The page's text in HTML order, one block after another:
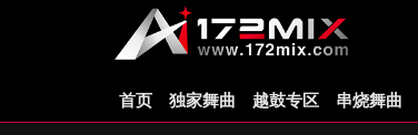
首页 独家舞曲 越鼓专区 串烧舞曲